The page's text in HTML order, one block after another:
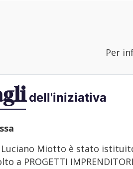
Per
dell'iniziativa
Miotto è stato
a PROGETTI